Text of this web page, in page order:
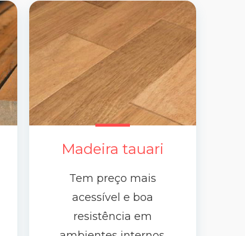
Madeira tauari
Tem preço mais
acessível e boa
resistência em